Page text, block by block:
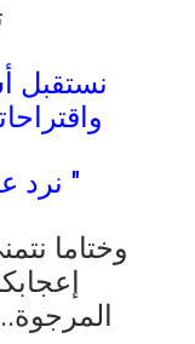
نستقبل
" نرد
وختاما